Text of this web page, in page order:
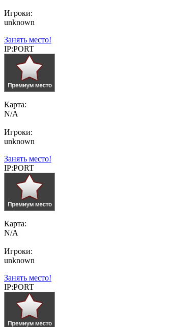
Игроки:
unknown
Занять место!
IP:PORT
Карта:
N/A
Игроки:
unknown
Занять место!
IP:PORT
Карта:
N/A
Игроки:
unknown
Занять место!
IP:PORT